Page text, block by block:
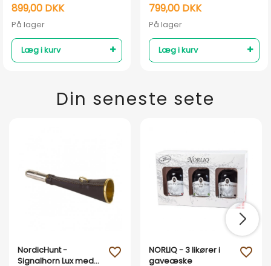
899,00 DKK
På lager
Læg i kurv
799,00 DKK
På lager
Læg i kurv
Din seneste sete
NordicHunt -
Signalhorn Lux med
favorite_outline
NORLIQ - 3 likører i
gaveæske
favorite_outline